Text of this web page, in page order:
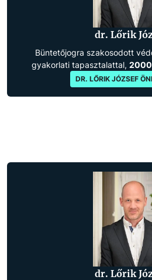
dr. Lőrik
Büntetőjogra szakosodott
gyakorlati tapasztalattal, 2000
DR. LŐRIK JÓZSEF
dr. Lőrik